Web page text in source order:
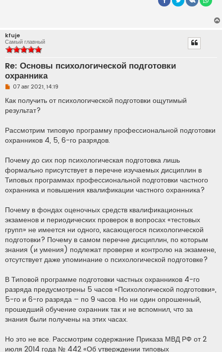
kfuje
Самый главный
Re: Основы психологической подготовки
охранника
Н
п
р
о
т
а
н
е
с
о
б
щ
н
и
е
07 авг 2021, 14:19
Как получить от психологической подготовки ощутимый
результат?
Рассмотрим типовую программу профессиональной подготовки
охранников 4, 5, 6-го разрядов.
Почему до сих пор психологическая подготовка лишь
формально присутствует в перечне изучаемых дисциплин в
Типовых программах профессиональной подготовки частного
охранника и повышения квалификации частного охранника?
Почему в фондах оценочных средств квалификационных
экзаменов и периодических проверок в вопросах «тестовых
групп» не имеется ни одного, касающегося психологической
подготовки? Почему в самом перечне дисциплин, по которым
знания (и умения) подлежат проверке и контролю на экзамене,
отсутствует даже упоминание о психологической подготовке?
В Типовой программе подготовки частных охранников 4-го
разряда предусмотрены 5 часов «Психологической подготовки»,
5-го и 6-го разряда – по 9 часов. Но ни один опрошенный,
прошедший обучение охранник так и не вспомнил, что за
знания были получены на этих часах.
Но это не все. Рассмотрим содержание Приказа МВД РФ от 2
июля 2014 года № 442 «Об утверждении типовых